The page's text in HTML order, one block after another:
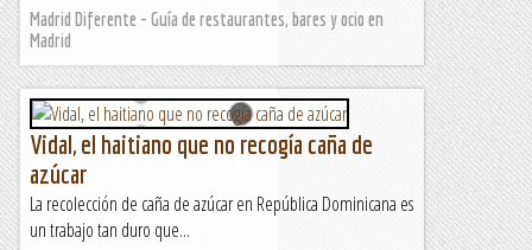
Madrid Diferente - Guía de restaurantes, bares y ocio en
Madrid
Vidal, el haitiano que no recogía caña de
azúcar
La recolección de caña de azúcar en República Dominicana es
un trabajo tan duro que...